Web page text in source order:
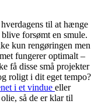
til at hænge
forsømt en smule.
kun rengøringen men
fungerer optimalt –
få disse små projekter
roligt i dit eget tempo?
i et vindue eller
så de er klar til